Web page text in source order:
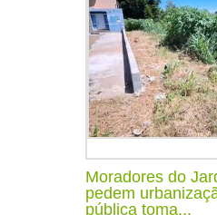
Moradores do
pedem
pública toma...